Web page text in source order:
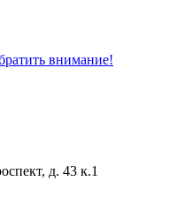
внимание!
д. 43 к.1